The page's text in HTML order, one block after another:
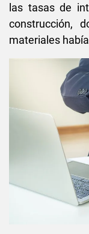
las tasas de
construcción,
materiales